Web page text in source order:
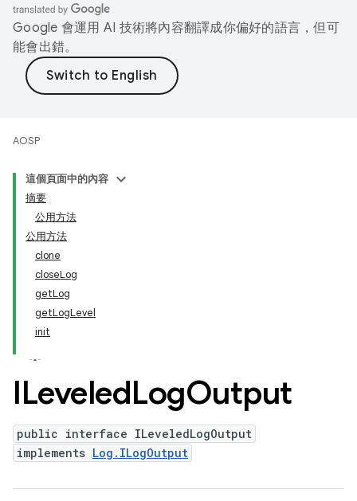
Google 會運用 AI 技術將內容翻譯成你偏好的語言，但可
能會出錯。
AOSP
這個頁面中的內容
摘要
公用方法
公用方法
clone
closeLog
getLog
getLogLevel
init
ILeveledLogOutput
public interface ILeveledLogOutput
implements Log.ILogOutput